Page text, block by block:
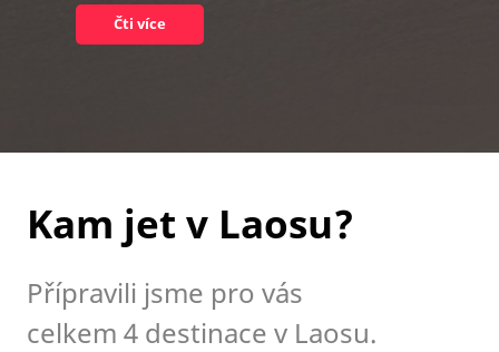
Čti více
Kam jet v Laosu?
Přípravili jsme pro vás
celkem 4 destinace v Laosu.